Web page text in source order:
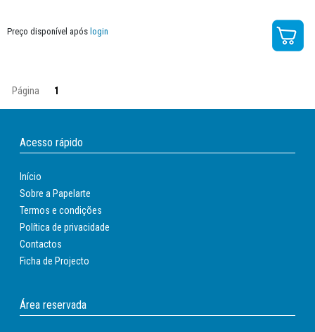
Preço disponível após login
Página 1
Acesso rápido
Início
Sobre a Papelarte
Termos e condições
Política de privacidade
Contactos
Ficha de Projecto
Área reservada